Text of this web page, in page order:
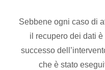
Sebbene ogni caso di
il recupero dei dati è
successo
che è stato